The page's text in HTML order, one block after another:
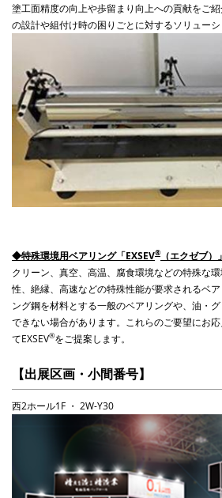
塗工面精度の向上や歩留まり向上への貢献をご
の設計や組付け時の困りごとに対するソリューシ
◆特殊環境用ベアリング「EXSEV® （エクゼブ）」
クリーン、真空、高温、腐食環境などの特殊な
性、絶縁、高速などの特殊性能が要求されるベ
ング鋼を材料とする一般のベアリングや、油・
できない場合があります。これらのご要望にお
てEXSEV®をご提案します。
【出展区画・小間番号】
西2ホール1F ・ 2W-Y30